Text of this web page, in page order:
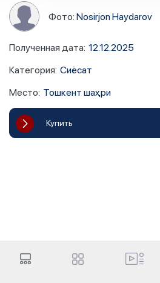
Фото:Nosirjon Haydarov
Полученная дата: 12.12.2025
Категория: Сиёсат
Место: Тошкент шаҳри
Купить